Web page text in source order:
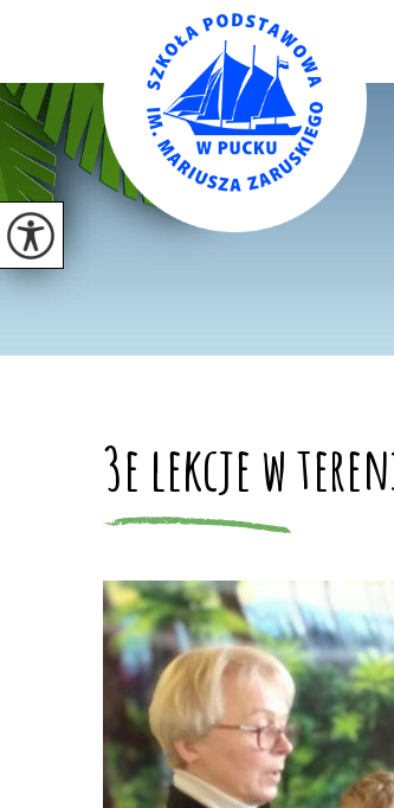
3e lekcje w